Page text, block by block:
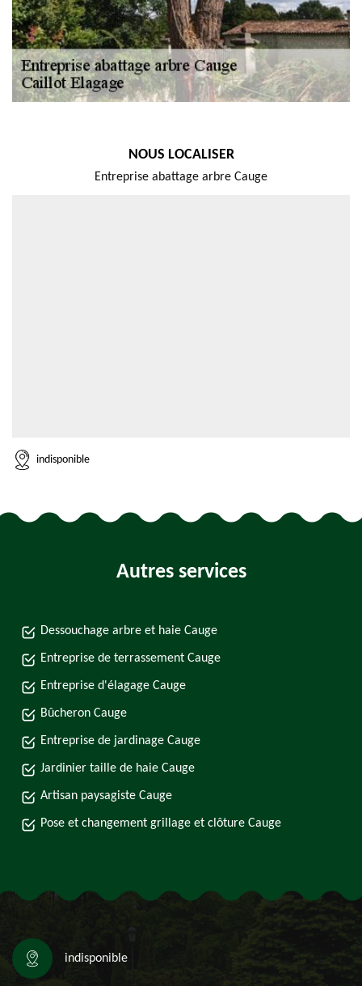
NOUS LOCALISER
Entreprise abattage arbre Cauge
indisponible
Autres services
Dessouchage arbre et haie Cauge
Entreprise de terrassement Cauge
Entreprise d'élagage Cauge
Bûcheron Cauge
Entreprise de jardinage Cauge
Jardinier taille de haie Cauge
Artisan paysagiste Cauge
Pose et changement grillage et clôture Cauge
indisponible